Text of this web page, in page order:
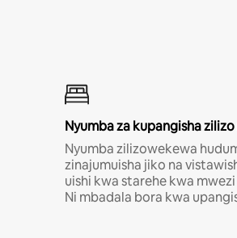
Nyumba za kupangisha
Nyumba zilizowekewa
zinajumuisha jiko na
uishi kwa starehe kwa
Ni mbadala bora kwa